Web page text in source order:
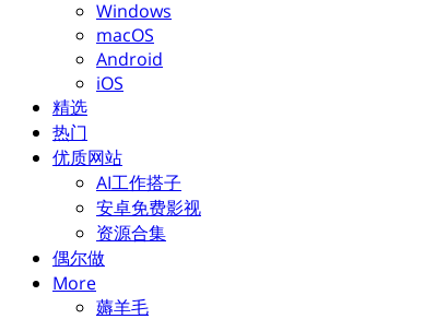
Windows
macOS
Android
iOS
精选
热门
优质网站
AI工作搭子
安卓免费影视
资源合集
偶尔做
More
薅羊毛